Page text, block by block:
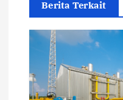
a
t
Berita Terkait